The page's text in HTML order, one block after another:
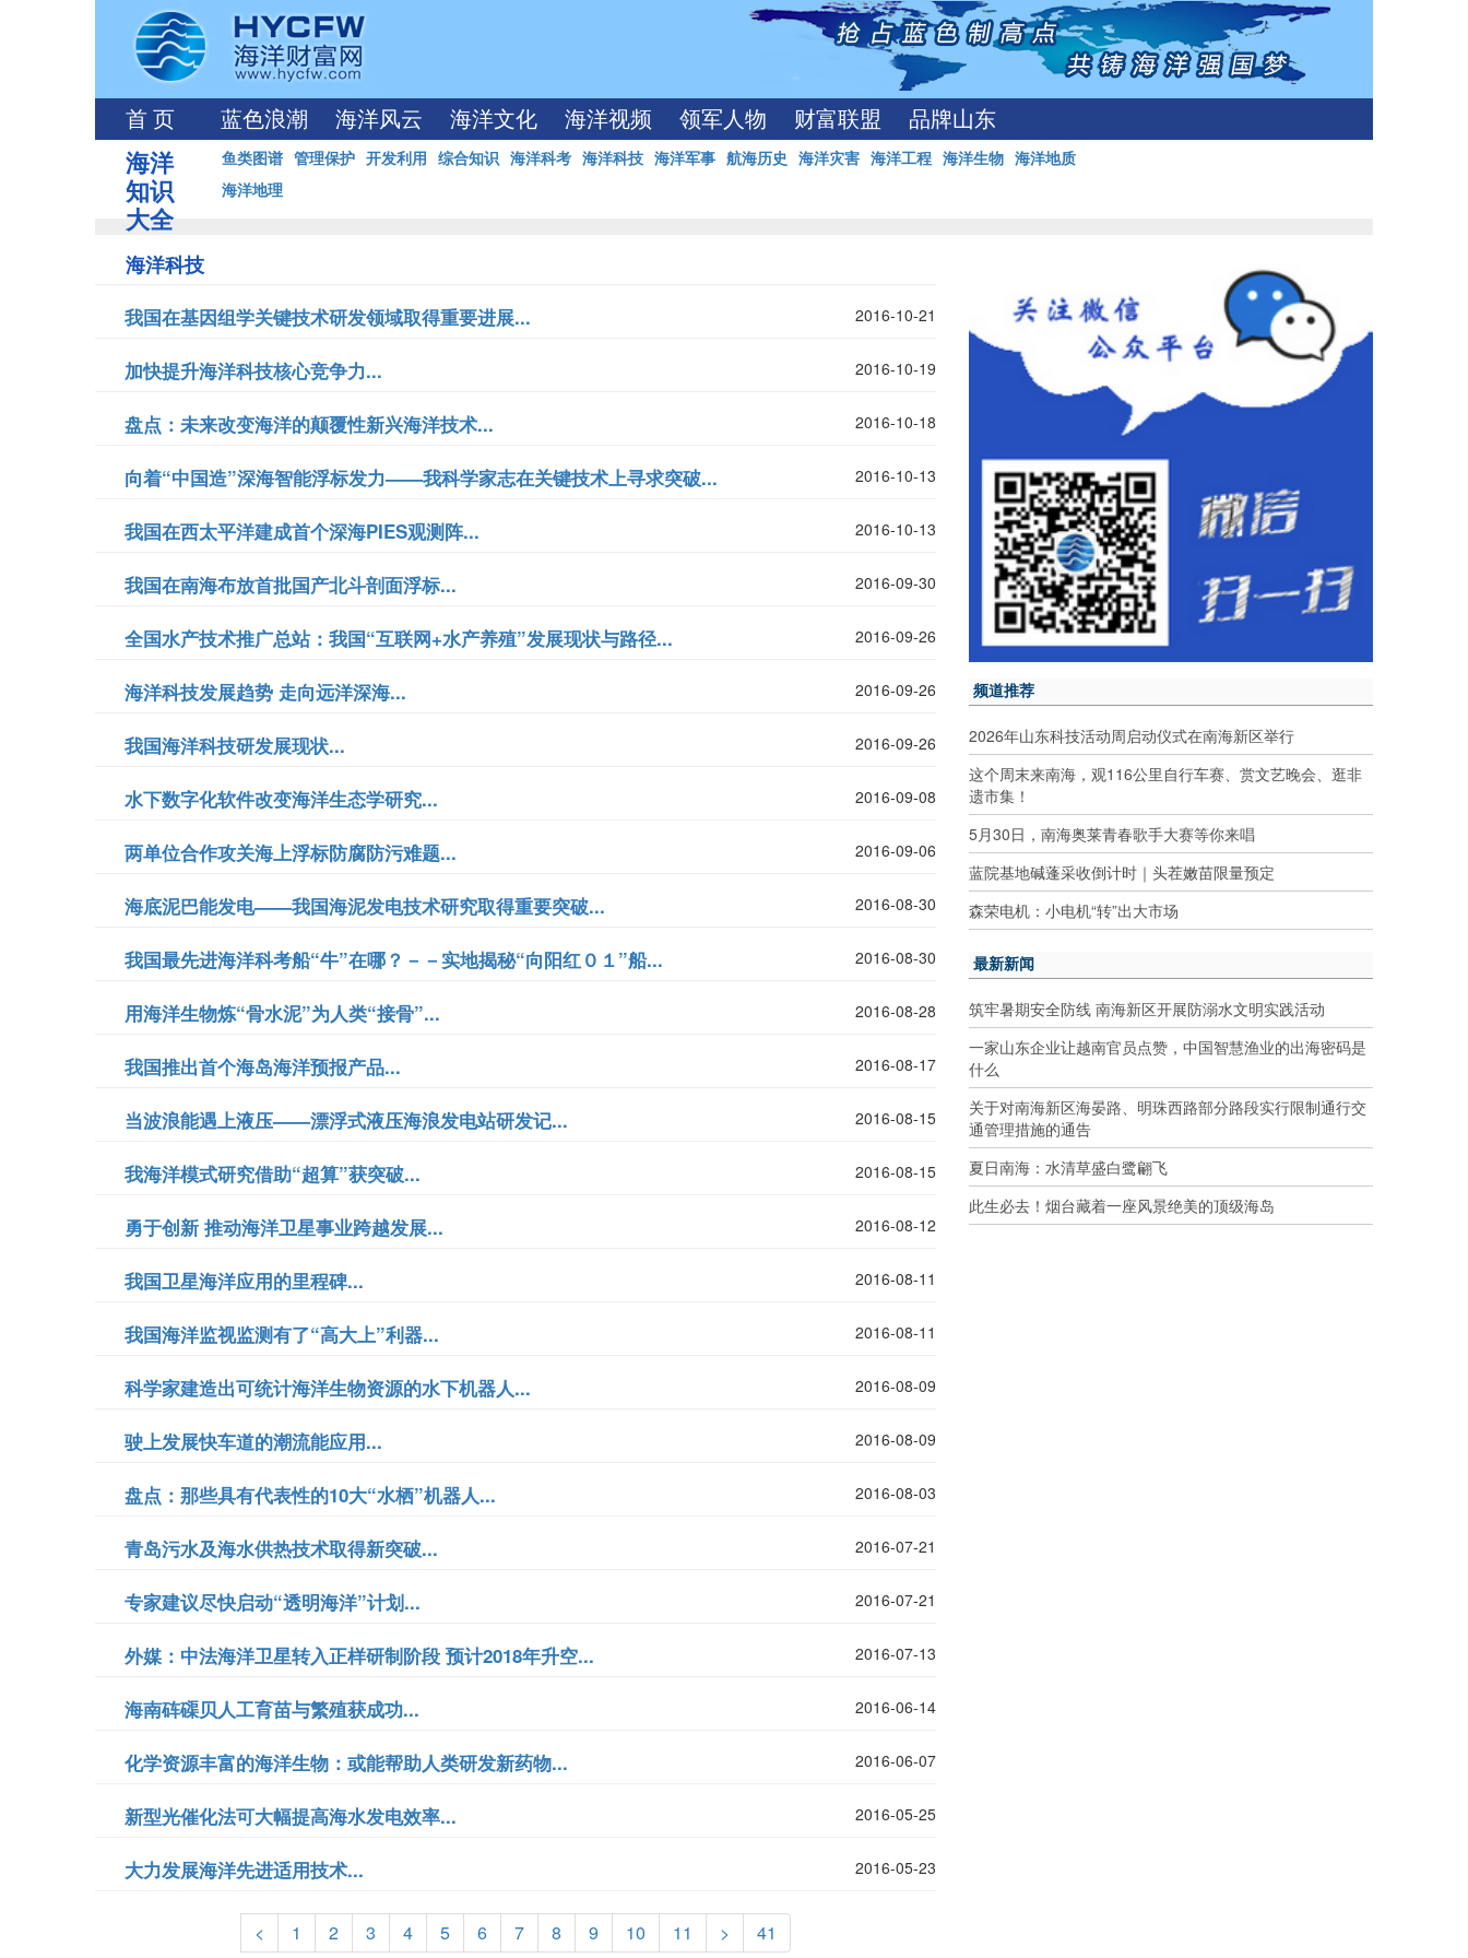
首 页 蓝色浪潮 海洋风云 海洋文化 海洋视频 领军人物 财富联盟 品牌山东
海洋
知识
大全
鱼类图谱 管理保护 开发利用 综合知识 海洋科考 海洋科技 海洋军事 航海历史 海洋灾害 海洋工程 海洋生物 海洋地质
海洋地理
海洋科技
我国在基因组学关键技术研发领域取得重要进展... 2016-10-21
加快提升海洋科技核心竞争力... 2016-10-19
盘点：未来改变海洋的颠覆性新兴海洋技术... 2016-10-18
向着“中国造”深海智能浮标发力——我科学家志在关键技术上寻求突破... 2016-10-13
我国在西太平洋建成首个深海PIES观测阵... 2016-10-13
我国在南海布放首批国产北斗剖面浮标... 2016-09-30
全国水产技术推广总站：我国“互联网+水产养殖”发展现状与路径... 2016-09-26
海洋科技发展趋势 走向远洋深海... 2016-09-26
我国海洋科技研发展现状... 2016-09-26
水下数字化软件改变海洋生态学研究... 2016-09-08
两单位合作攻关海上浮标防腐防污难题... 2016-09-06
海底泥巴能发电——我国海泥发电技术研究取得重要突破... 2016-08-30
我国最先进海洋科考船“牛”在哪？－－实地揭秘“向阳红０１”船... 2016-08-30
用海洋生物炼“骨水泥”为人类“接骨”... 2016-08-28
我国推出首个海岛海洋预报产品... 2016-08-17
当波浪能遇上液压——漂浮式液压海浪发电站研发记... 2016-08-15
我海洋模式研究借助“超算”获突破... 2016-08-15
勇于创新 推动海洋卫星事业跨越发展... 2016-08-12
我国卫星海洋应用的里程碑... 2016-08-11
我国海洋监视监测有了“高大上”利器... 2016-08-11
科学家建造出可统计海洋生物资源的水下机器人... 2016-08-09
驶上发展快车道的潮流能应用... 2016-08-09
盘点：那些具有代表性的10大“水栖”机器人... 2016-08-03
青岛污水及海水供热技术取得新突破... 2016-07-21
专家建议尽快启动“透明海洋”计划... 2016-07-21
外媒：中法海洋卫星转入正样研制阶段 预计2018年升空... 2016-07-13
海南砗磲贝人工育苗与繁殖获成功... 2016-06-14
化学资源丰富的海洋生物：或能帮助人类研发新药物... 2016-06-07
新型光催化法可大幅提高海水发电效率... 2016-05-25
大力发展海洋先进适用技术... 2016-05-23
< 1 2 3 4 5 6 7 8 9 10 11 > 41
频道推荐
2026年山东科技活动周启动仪式在南海新区举行
这个周末来南海，观116公里自行车赛、赏文艺晚会、逛非
遗市集！
5月30日，南海奥莱青春歌手大赛等你来唱
蓝院基地碱蓬采收倒计时｜头茬嫩苗限量预定
森荣电机：小电机“转”出大市场
最新新闻
筑牢暑期安全防线 南海新区开展防溺水文明实践活动
一家山东企业让越南官员点赞，中国智慧渔业的出海密码是
什么
关于对南海新区海晏路、明珠西路部分路段实行限制通行交
通管理措施的通告
夏日南海：水清草盛白鹭翩飞
此生必去！烟台藏着一座风景绝美的顶级海岛